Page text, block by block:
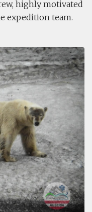
highly motivated
expedition team.